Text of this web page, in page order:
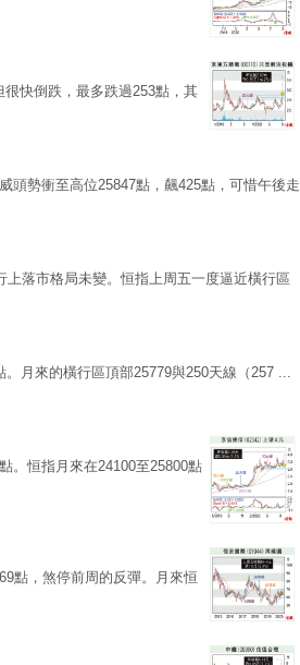
快倒跌，最多跌過253點，其
頭勢衝至高位25847點，飆425點，可惜午後走
落市格局未變。恒指上周五一度逼近橫行區
月來的橫行區頂部25779與250天線（257 ...
。恒指月來在24100至25800點
點，煞停前周的反彈。月來恒